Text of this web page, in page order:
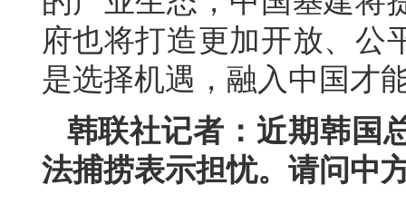
府也将打造更加开放、公
是选择机遇，融入中国才
韩联社记者：近期韩国
法捕捞表示担忧。请问中